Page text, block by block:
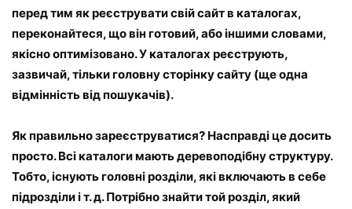
перед тим як реєструвати свій сайт в каталогах,
переконайтеся, що він готовий, або іншими словами,
якісно оптимізовано. У каталогах реєструють,
зазвичай, тільки головну сторінку сайту (ще одна
відмінність від пошукачів).
Як правильно зареєструватися? Насправді це досить
просто. Всі каталоги мають деревоподібну структуру.
Тобто, існують головні розділи, які включають в себе
підрозділи і т. д. Потрібно знайти той розділ, який